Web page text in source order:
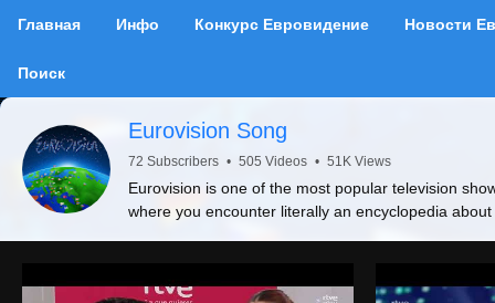
Главная Инфо Конкурс Евровидение Новости
Поиск
Eurovision Song
72 Subscribers • 505 Videos • 51K Views
Eurovision is one of the most popular television
where you encounter literally an encyclopedia